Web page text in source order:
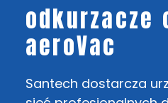
odkurzacze
aeroVac
Santech dostarcza